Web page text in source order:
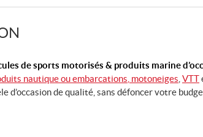
de sports motorisés & produits marine
nautique ou embarcations , motoneiges VTT
d’occasion de qualité, sans défoncer votre